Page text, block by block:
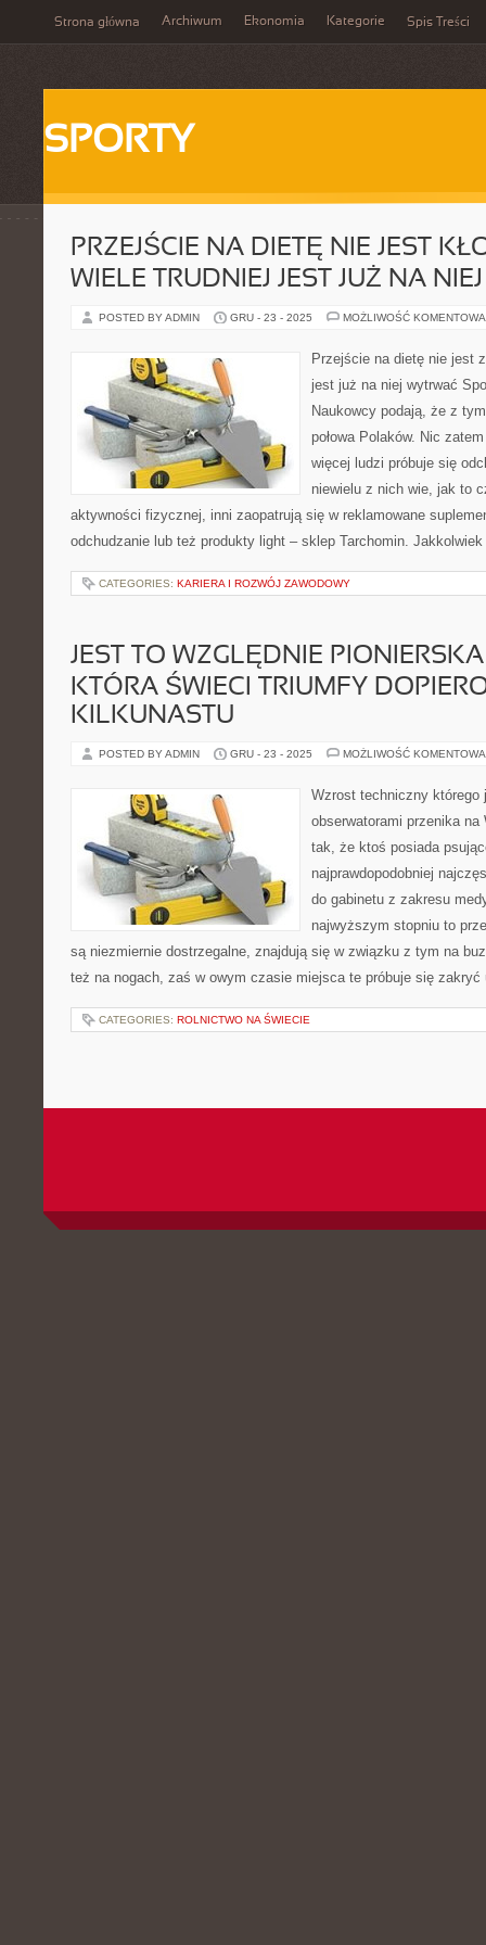
Strona główna Archiwum Ekonomia Kategorie Spis Treści
SPORTY
PRZEJŚCIE NA DIETĘ NIE JEST
WIELE TRUDNIEJ JEST JUŻ NA
POSTED BY ADMIN GRU - 23 - 2025 MOŻLIWOŚĆ
Przejście na dietę nie jest
jest już na niej wytrwać
Naukowcy podają, że z
połowa Polaków. Nic
więcej ludzi próbuje się
niewielu z nich wie, jak to
aktywności fizycznej, inni zaopatrują się w reklamowane
odchudzanie lub też produkty light – sklep Tarchomin.
CATEGORIES: KARIERA I ROZWÓJ ZAWODOWY
JEST TO WZGLĘDNIE
KTÓRA ŚWIECI TRIUMFY
KILKUNASTU
POSTED BY ADMIN GRU - 23 - 2025 MOŻLIWOŚĆ
Wzrost techniczny którego
obserwatorami przenika
tak, że ktoś posiada
najprawdopodobniej
do gabinetu z zakresu
najwyższym stopniu to
są niezmiernie dostrzegalne, znajdują się w związku z tym na
też na nogach, zaś w owym czasie miejsca te próbuje się
CATEGORIES: ROLNICTWO NA ŚWIECIE